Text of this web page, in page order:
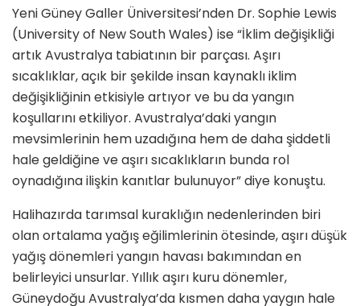
Yeni Güney Galler Üniversitesi’nden Dr. Sophie Lewis
(University of New South Wales) ise “İklim değişikliği
artık Avustralya tabiatının bir parçası. Aşırı
sıcaklıklar, açık bir şekilde insan kaynaklı iklim
değişikliğinin etkisiyle artıyor ve bu da yangın
koşullarını etkiliyor. Avustralya’daki yangın
mevsimlerinin hem uzadığına hem de daha şiddetli
hale geldiğine ve aşırı sıcaklıkların bunda rol
oynadığına ilişkin kanıtlar bulunuyor” diye konuştu.
Halihazırda tarımsal kuraklığın nedenlerinden biri
olan ortalama yağış eğilimlerinin ötesinde, aşırı düşük
yağış dönemleri yangın havası bakımından en
belirleyici unsurlar. Yıllık aşırı kuru dönemler,
Güneydoğu Avustralya’da kısmen daha yaygın hale